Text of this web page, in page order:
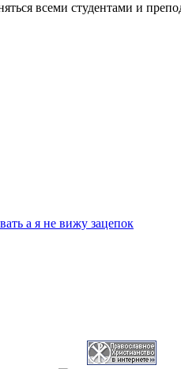
всеми студентами и
а я не вижу зацепок